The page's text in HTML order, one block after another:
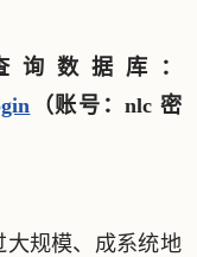
数据库：
（账号：nlc 密
大规模、成系统地